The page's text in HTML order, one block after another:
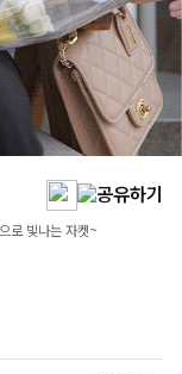
로 빛나는 자켓~